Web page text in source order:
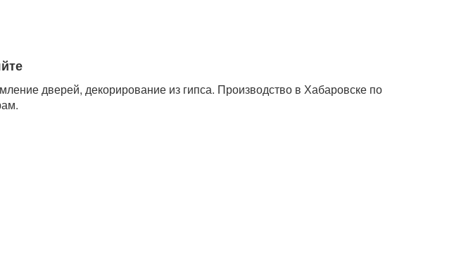
дверей, декорирование из гипса. Производство в Хабаровске по